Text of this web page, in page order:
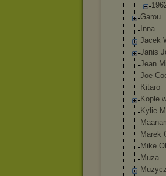
Garou
Inna
Jacek
Janis
Jean
Joe
Kitaro
Kople
Kylie
Marek
Mike
Muza